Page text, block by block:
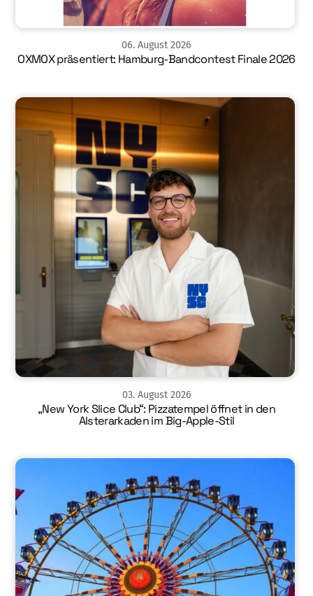
06. August 2026
OXMOX präsentiert: Hamburg-Bandcontest Finale 2026
03. August 2026
„New York Slice Club“: Pizzatempel öffnet in den
Alsterarkaden im Big-Apple-Stil